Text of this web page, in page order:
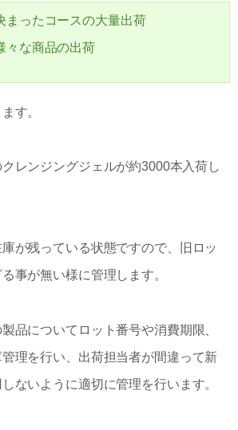
まったコースの大量出荷
々な商品の出荷
す。
レンジングジェルが約3000本入荷し
が残っている状態ですので、旧ロッ
事が無い様に管理します。
品についてロット番号や消費期限、
理を行い、出荷担当者が間違って新
ないように適切に管理を行います。